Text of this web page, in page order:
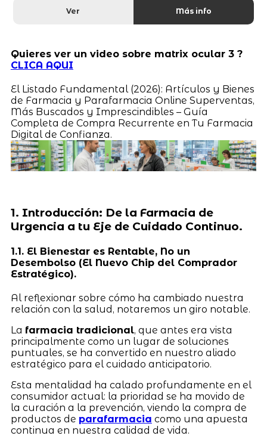
Ver Más info
Quieres ver un video sobre matrix ocular 3 ?
CLICA AQUI
El Listado Fundamental (2026): Artículos y Bienes
de Farmacia y Parafarmacia Online Superventas,
Más Buscados y Imprescindibles – Guía
Completa de Compra Recurrente en Tu Farmacia
Digital de Confianza.
1. Introducción: De la Farmacia de
Urgencia a tu Eje de Cuidado Continuo.
1.1. El Bienestar es Rentable, No un
Desembolso (El Nuevo Chip del Comprador
Estratégico).
Al reflexionar sobre cómo ha cambiado nuestra
relación con la salud, notaremos un giro notable.
La farmacia tradicional, que antes era vista
principalmente como un lugar de soluciones
puntuales, se ha convertido en nuestro aliado
estratégico para el cuidado anticipatorio.
Esta mentalidad ha calado profundamente en el
consumidor actual: la prioridad se ha movido de
la curación a la prevención, viendo la compra de
productos de parafarmacia como una apuesta
continua en nuestra calidad de vida.